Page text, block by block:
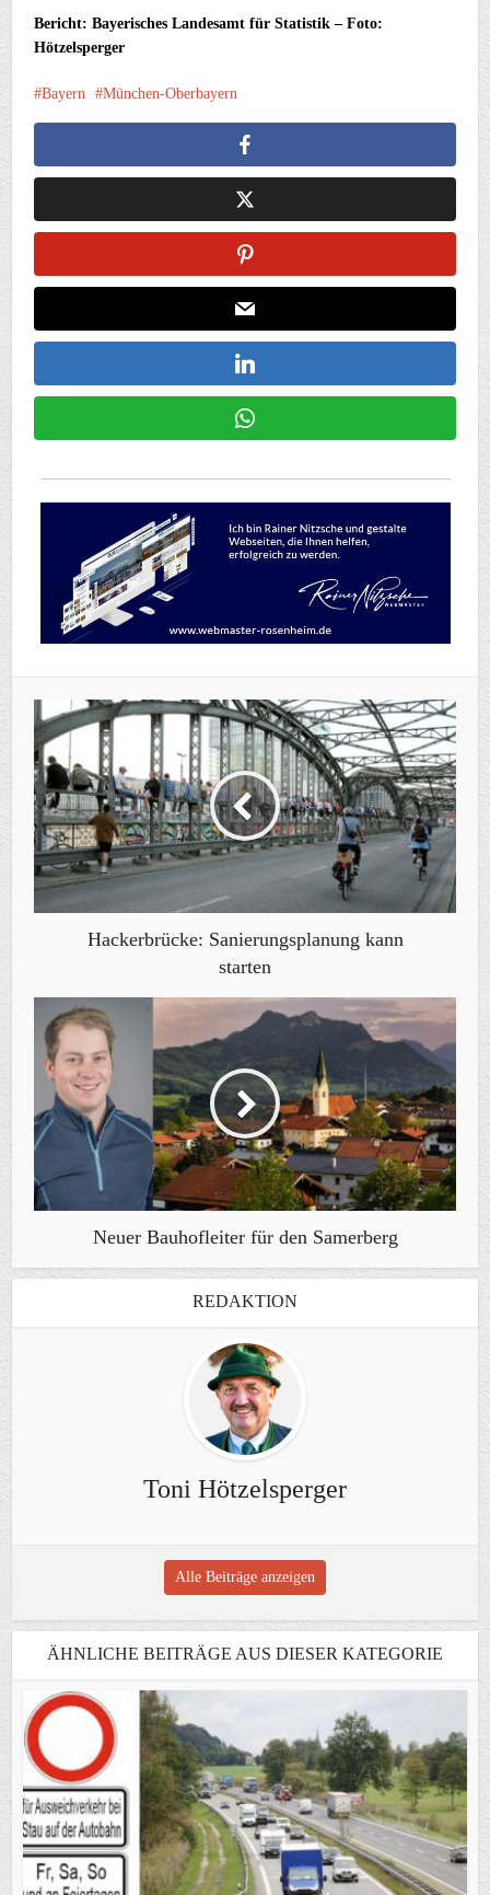
Bericht: Bayerisches Landesamt für Statistik – Foto:
Hötzelsperger
Bayern München-Oberbayern
Hackerbrücke: Sanierungsplanung kann
starten
Neuer Bauhofleiter für den Samerberg
REDAKTION
Toni Hötzelsperger
Alle Beiträge anzeigen
ÄHNLICHE BEITRÄGE AUS DIESER KATEGORIE